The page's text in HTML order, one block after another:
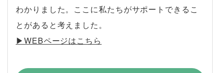
わかりました。ここに私たちがサポートできるこ
とがあると考えました。
▶︎WEBページはこちら